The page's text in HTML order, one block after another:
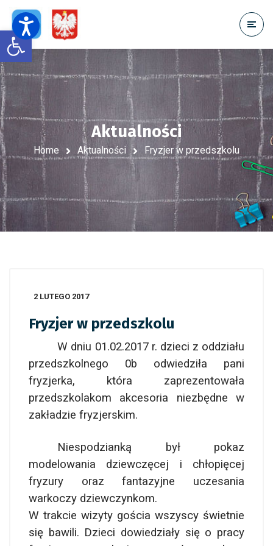
Open toolbar
Aktualności
Home Aktualności Fryzjer w przedszkolu
2 LUTEGO 2017
Fryzjer w przedszkolu
W dniu 01.02.2017 r. dzieci z oddziału
przedszkolnego 0b odwiedziła pani
fryzjerka, która zaprezentowała
przedszkolakom akcesoria niezbędne w
zakładzie fryzjerskim.
Niespodzianką był pokaz
modelowania dziewczęcej i chłopięcej
fryzury oraz fantazyjne uczesania
warkoczy dziewczynkom.
W trakcie wizyty gościa wszyscy świetnie
się bawili. Dzieci dowiedziały się o pracy